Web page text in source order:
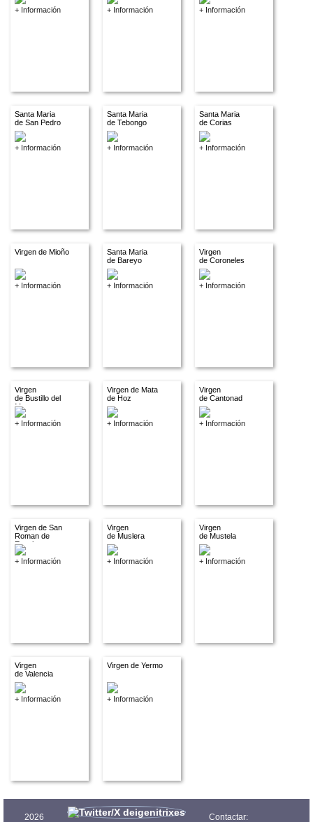
+ Información + Información + Información
Santa Maria
de San Pedro
+ Información
Santa Maria
de Tebongo
+ Información
Santa Maria
de Corias
+ Información
Virgen de Mioño
+ Información
Santa Maria
de Bareyo
+ Información
Virgen
de Coroneles
+ Información
Virgen
de Bustillo del
Monte
+ Información
Virgen de Mata
de Hoz
+ Información
Virgen
de Cantonad
+ Información
Virgen de San
Roman de
Escalante
+ Información
Virgen
de Muslera
+ Información
Virgen
de Mustela
+ Información
Virgen
de Valencia
+ Información
Virgen de Yermo
+ Información
2026 Contactar: